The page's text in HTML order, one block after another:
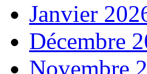
Janvier
Décembre
Novembre